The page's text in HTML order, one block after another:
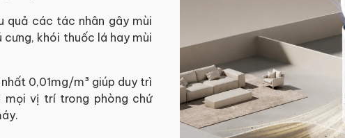
quả các tác nhân gây mùi
cưng, khói thuốc lá hay mùi
0,01mg/m³ giúp duy trì
vị trí trong phòng chứ